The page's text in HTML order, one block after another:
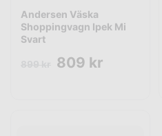
Andersen Väska
Shoppingvagn Ipek Mi
Svart
809 kr